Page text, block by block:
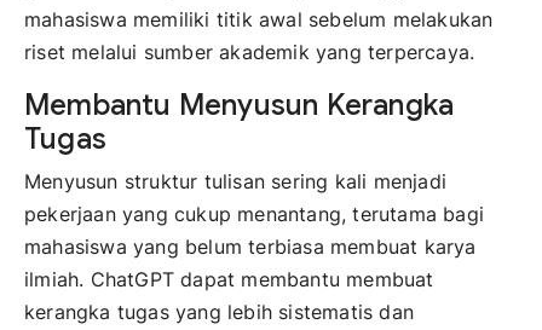
mahasiswa memiliki titik awal sebelum melakukan
riset melalui sumber akademik yang terpercaya.
Membantu Menyusun Kerangka
Tugas
Menyusun struktur tulisan sering kali menjadi
pekerjaan yang cukup menantang, terutama bagi
mahasiswa yang belum terbiasa membuat karya
ilmiah. ChatGPT dapat membantu membuat
kerangka tugas yang lebih sistematis dan